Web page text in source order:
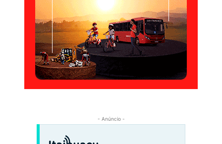
- Anúncio -